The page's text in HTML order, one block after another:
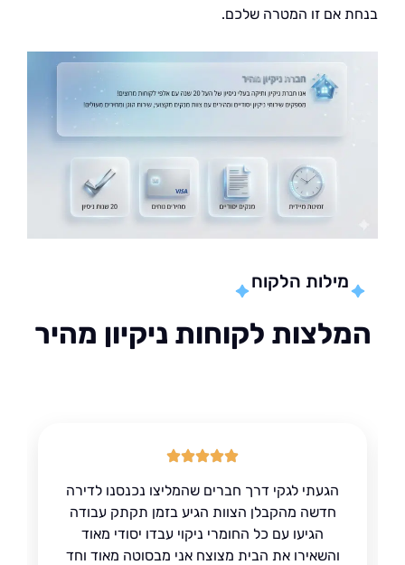
אם זו המטרה שלכם.
מילות הלקוח
לקוחות ניקיון מהיר
הגעתי לגקי דרך חברים שהמליצו נכנסנו לדירה
חדשה מהקבלן הצוות הגיע בזמן תקתק עבודה
הגיעו עם כל החומרי ניקוי עבדו יסודי מאוד
והשאירו את הבית מצוצח אני מבסוטה מאוד וחד